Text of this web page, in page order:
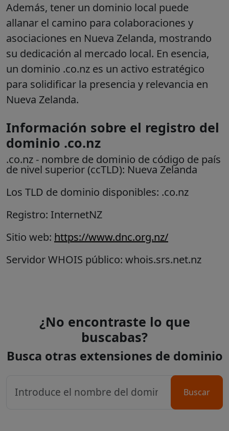
Además, tener un dominio local puede
allanar el camino para colaboraciones y
asociaciones en Nueva Zelanda, mostrando
su dedicación al mercado local. En esencia,
un dominio .co.nz es un activo estratégico
para solidificar la presencia y relevancia en
Nueva Zelanda.
Información sobre el registro del
dominio .co.nz
.co.nz - nombre de dominio de código de país
de nivel superior (ccTLD): Nueva Zelanda
Los TLD de dominio disponibles: .co.nz
Registro: InternetNZ
Sitio web: https://www.dnc.org.nz/
Servidor WHOIS público: whois.srs.net.nz
¿No encontraste lo que
buscabas?
Busca otras extensiones de dominio
Buscar